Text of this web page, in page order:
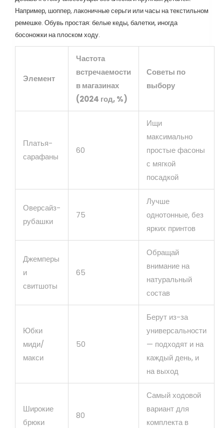
Например, шоппер, лаконичные серьги или часы на текстильном
ремешке. Обувь простая: белые кеды, балетки, иногда
босоножки на плоском ходу.
Элемент
Частота
встречаемости
в магазинах
(2024 год, %)
Советы по
выбору
Платья-
сарафаны
60
Ищи
максимально
простые фасоны
с мягкой
посадкой
Оверсайз-
рубашки
75
Лучше
однотонные, без
ярких принтов
Джемперы
и
свитшоты
65
Обращай
внимание на
натуральный
состав
Юбки
миди/
макси
50
Берут из-за
универсальности
— подходят и на
каждый день, и
на выход
Широкие
брюки
80
Самый ходовой
вариант для
комплекта в